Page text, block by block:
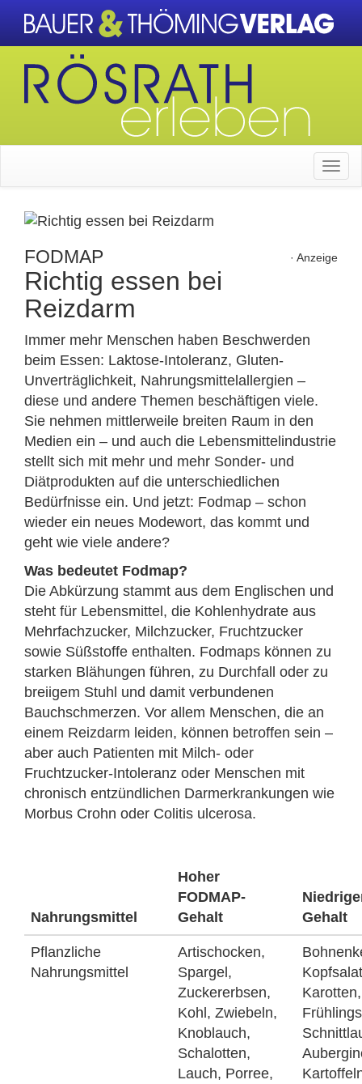
· Anzeige
FODMAP
Richtig essen bei
Reizdarm
Immer mehr Menschen haben Beschwerden
beim Essen: Laktose-Intoleranz, Gluten-
Unverträglichkeit, Nahrungsmittelallergien –
diese und andere Themen beschäftigen viele.
Sie nehmen mittlerweile breiten Raum in den
Medien ein – und auch die Lebensmittelindustrie
stellt sich mit mehr und mehr Sonder- und
Diätprodukten auf die unterschiedlichen
Bedürfnisse ein. Und jetzt: Fodmap – schon
wieder ein neues Modewort, das kommt und
geht wie viele andere?
Was bedeutet Fodmap?
Die Abkürzung stammt aus dem Englischen und
steht für Lebens­mittel, die Kohlenhydrate aus
Mehrfachzucker, Milchzucker, Fruchtzucker
sowie Süßstoffe enthalten. Fodmaps können zu
starken Blähungen führen, zu Durchfall oder zu
breiigem Stuhl und damit verbundenen
Bauchschmerzen. Vor allem Menschen, die an
einem Reizdarm leiden, können betroffen sein –
aber auch Patienten mit Milch- oder
Fruchtzucker-Intoleranz oder Menschen mit
chronisch entzündlichen Darmerkrankungen wie
Morbus Crohn oder Colitis ulcerosa.
Nahrungsmittel
Hoher
FODMAP-
Gehalt
Gehalt
Pflanzliche
Nahrungsmittel
Artischocken,
Spargel,
Zuckererbsen,
Kohl, Zwiebeln,
Knoblauch,
Schalotten,
Lauch, Porree,